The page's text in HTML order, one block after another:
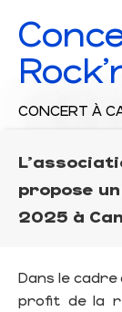
CONCERT À
propose
2025 à
Dans le
profit de la